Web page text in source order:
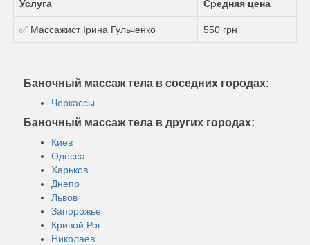
Услуга Средняя цена
✅ Массажист Ірина Гульченко 550 грн
Баночный массаж тела в соседних городах:
Черкассы
Баночный массаж тела в других городах:
Киев
Одесса
Харьков
Днепр
Львов
Запорожье
Кривой Рог
Николаев